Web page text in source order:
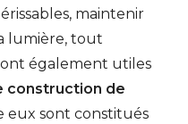
maintenir
lumière, tout
également utiles
construction de
eux sont constitués